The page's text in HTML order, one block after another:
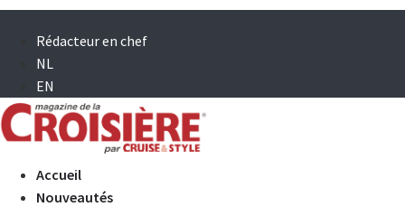
Rédacteur en chef
NL
EN
Accueil
Nouveautés